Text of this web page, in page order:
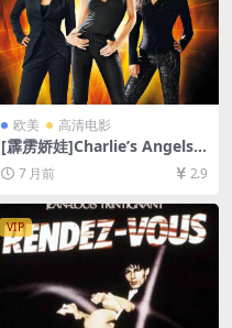
欧美 高清电影
[霹雳娇娃]Charlie’s Angels
(2000)[百度网盘+夸克网盘10
80P超清未删减资源][网盘在
线播放/下载][MP4/6.5GB][中
英字幕]
7 月前 2.9
VIP